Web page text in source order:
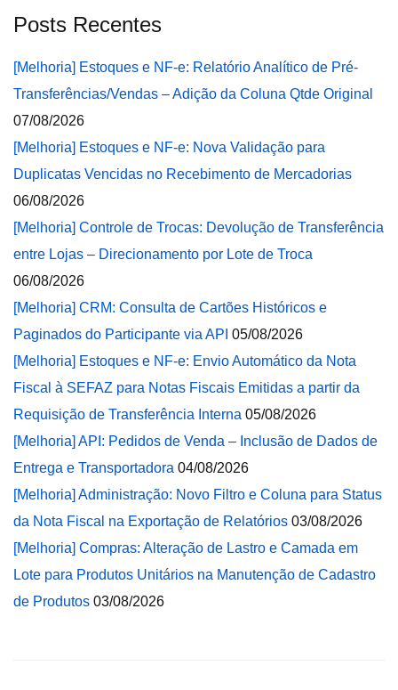
Posts Recentes
[Melhoria] Estoques e NF-e: Relatório Analítico de Pré-
Transferências/Vendas – Adição da Coluna Qtde Original
07/08/2026
[Melhoria] Estoques e NF-e: Nova Validação para
Duplicatas Vencidas no Recebimento de Mercadorias
06/08/2026
[Melhoria] Controle de Trocas: Devolução de Transferência
entre Lojas – Direcionamento por Lote de Troca
06/08/2026
[Melhoria] CRM: Consulta de Cartões Históricos e
Paginados do Participante via API 05/08/2026
[Melhoria] Estoques e NF-e: Envio Automático da Nota
Fiscal à SEFAZ para Notas Fiscais Emitidas a partir da
Requisição de Transferência Interna 05/08/2026
[Melhoria] API: Pedidos de Venda – Inclusão de Dados de
Entrega e Transportadora 04/08/2026
[Melhoria] Administração: Novo Filtro e Coluna para Status
da Nota Fiscal na Exportação de Relatórios 03/08/2026
[Melhoria] Compras: Alteração de Lastro e Camada em
Lote para Produtos Unitários na Manutenção de Cadastro
de Produtos 03/08/2026